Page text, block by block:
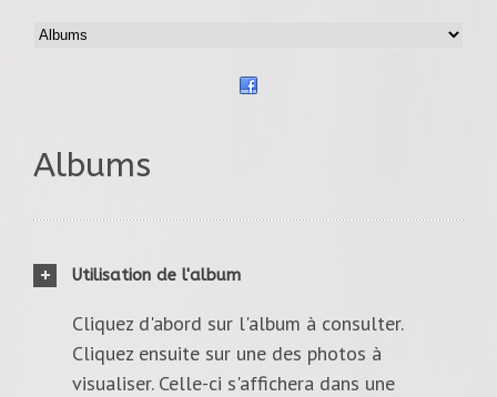
Albums
Utilisation de l'album
Cliquez d'abord sur l'album à consulter.
Cliquez ensuite sur une des photos à
visualiser. Celle-ci s'affichera dans une